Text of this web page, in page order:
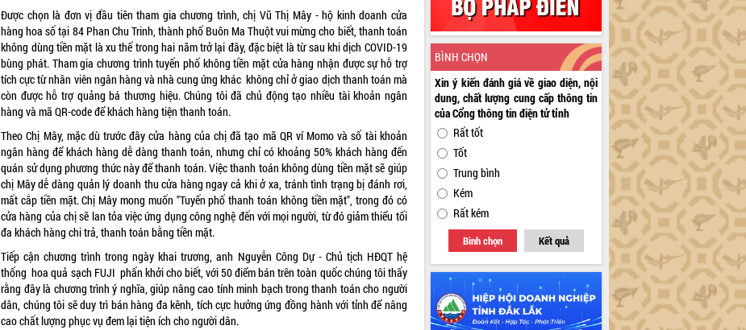
Được chọn là đơn vị đầu tiên tham gia chương trình, chị Vũ Thị Mây - hộ kinh doanh cửa
hàng hoa số tại 84 Phan Chu Trinh, thành phố Buôn Ma Thuột vui mừng cho biết, thanh toán
không dùng tiền mặt là xu thế trong hai năm trở lại đây, đặc biệt là từ sau khi dịch COVID-19
bùng phát. Tham gia chương trình tuyến phố không tiền mặt cửa hàng nhận được sự hỗ trợ
tích cực từ nhân viên ngân hàng và nhà cung ứng khác không chỉ ở giao dịch thanh toán mà
còn được hỗ trợ quảng bá thương hiệu. Chúng tôi đã chủ động tạo nhiều tài khoản ngân
hàng và mã QR-code để khách hàng tiện thanh toán.
Theo Chị Mây, mặc dù trước đây cửa hàng của chị đã tạo mã QR ví Momo và số tài khoản
ngân hàng để khách hàng dễ dàng thanh toán, nhưng chỉ có khoảng 50% khách hàng đến
quán sử dụng phương thức này để thanh toán. Việc thanh toán không dùng tiền mặt sẽ giúp
chị Mây dễ dàng quản lý doanh thu cửa hàng ngay cả khi ở xa, tránh tình trạng bị đánh rơi,
mất cắp tiền mặt. Chị Mây mong muốn "Tuyến phố thanh toán không tiền mặt", trong đó có
cửa hàng của chị sẽ lan tỏa việc ứng dụng công nghệ đến với mọi người, từ đó giảm thiểu tối
đa khách hàng chi trả, thanh toán bằng tiền mặt.
Tiếp cận chương trình trong ngày khai trương, anh Nguyễn Công Dự - Chủ tịch HĐQT hệ
thống hoa quả sạch FUJI phấn khởi cho biết, với 50 điểm bán trên toàn quốc chúng tôi thấy
rằng đây là chương trình ý nghĩa, giúp nâng cao tính minh bạch trong thanh toán cho người
dân, chúng tôi sẽ duy trì bán hàng đa kênh, tích cực hưởng ứng đồng hành với tỉnh để nâng
cao chất lượng phục vụ đem lại tiện ích cho người dân.
BÌNH CHỌN
Xin ý kiến đánh giá về giao diện, nội
dung, chất lượng cung cấp thông tin
của Cổng thông tin điện tử tỉnh
Rất tốt
Tốt
Trung bình
Kém
Rất kém
Bình chọn Kết quả